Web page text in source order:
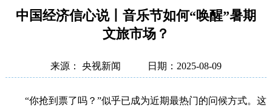
中国经济信心说丨音乐节如何“唤醒”暑期
文旅市场？
来源： 央视新闻 日期：2025-08-09
“你抢到票了吗？”似乎已成为近期最热门的问候方式。这